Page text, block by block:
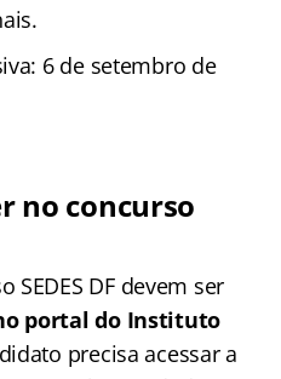
6 de setembro de
no concurso
SEDES DF devem ser
portal do Instituto
precisa acessar a